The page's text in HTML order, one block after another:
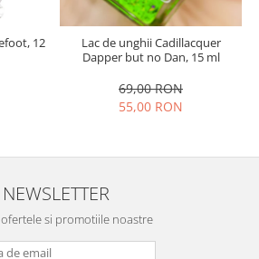
12
Lac de unghii Cadillacquer
Dapper but no Dan, 15 ml
69,00 RON
55,00 RON
NEWSLETTER
si promotiile noastre